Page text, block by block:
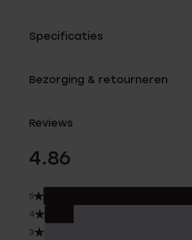
Specificaties
Bezorging & retourneren
Reviews
4.86
5
4
3